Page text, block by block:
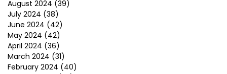
August 2024 (39)
July 2024 (38)
June 2024 (42)
May 2024 (42)
April 2024 (36)
March 2024 (31)
February 2024 (40)